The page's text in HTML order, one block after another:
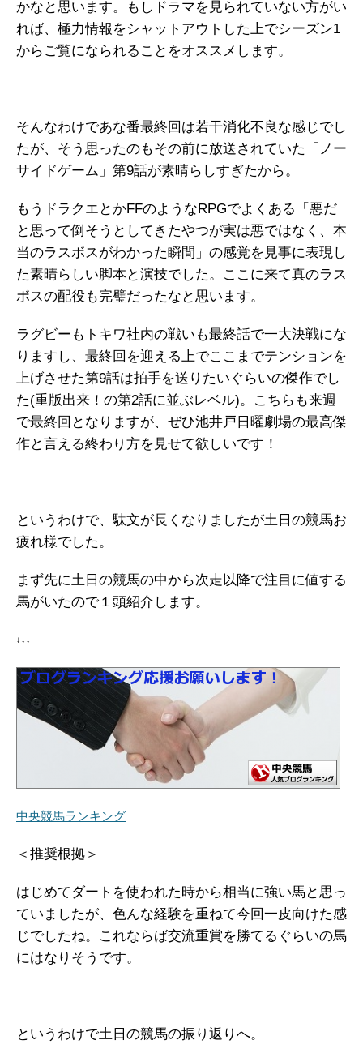
かなと思います。もしドラマを見られていない方がい
れば、極力情報をシャットアウトした上でシーズン1
からご覧になられることをオススメします。
そんなわけであな番最終回は若干消化不良な感じでし
たが、そう思ったのもその前に放送されていた「ノー
サイドゲーム」第9話が素晴らしすぎたから。
もうドラクエとかFFのようなRPGでよくある「悪だ
と思って倒そうとしてきたやつが実は悪ではなく、本
当のラスボスがわかった瞬間」の感覚を見事に表現し
た素晴らしい脚本と演技でした。ここに来て真のラス
ボスの配役も完璧だったなと思います。
ラグビーもトキワ社内の戦いも最終話で一大決戦にな
りますし、最終回を迎える上でここまでテンションを
上げさせた第9話は拍手を送りたいぐらいの傑作でし
た(重版出来！の第2話に並ぶレベル)。こちらも来週
で最終回となりますが、ぜひ池井戸日曜劇場の最高傑
作と言える終わり方を見せて欲しいです！
というわけで、駄文が長くなりましたが土日の競馬お
疲れ様でした。
まず先に土日の競馬の中から次走以降で注目に値する
馬がいたので１頭紹介します。
↓↓↓
中央競馬ランキング
＜推奨根拠＞
はじめてダートを使われた時から相当に強い馬と思っ
ていましたが、色んな経験を重ねて今回一皮向けた感
じでしたね。これならば交流重賞を勝てるぐらいの馬
にはなりそうです。
というわけで土日の競馬の振り返りへ。